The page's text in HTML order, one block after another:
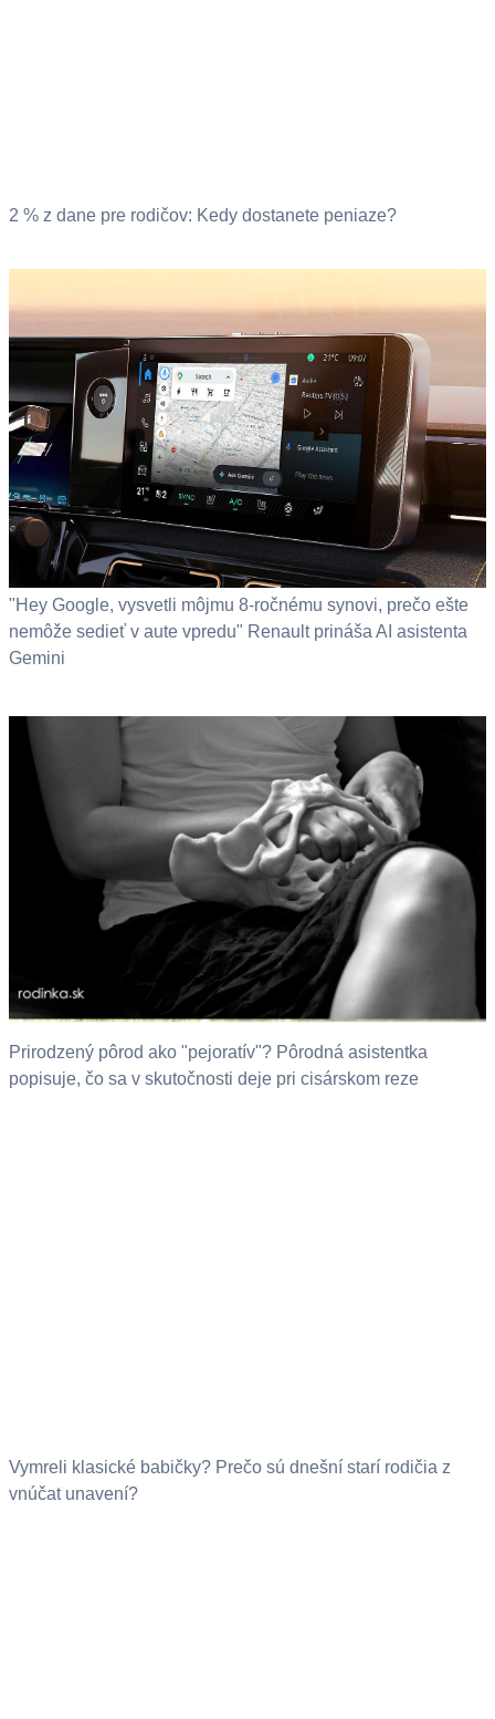
2 % z dane pre rodičov: Kedy dostanete peniaze?
"Hey Google, vysvetli môjmu 8-ročnému synovi, prečo ešte
nemôže sedieť v aute vpredu" Renault prináša AI asistenta
Gemini
Prirodzený pôrod ako "pejoratív"? Pôrodná asistentka
popisuje, čo sa v skutočnosti deje pri cisárskom reze
Vymreli klasické babičky? Prečo sú dnešní starí rodičia z
vnúčat unavení?